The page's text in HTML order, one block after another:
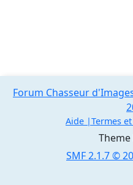
Theme
SMF 2.1.7 ©
Forum Chasseur
Aide Termes